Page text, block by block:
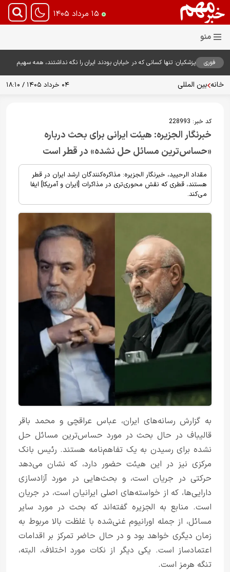
۱۵ مرداد ۱۴۰۵
فوری
پزشکیان: تنها کسانی که در خیابان بودند ایران را نگه نداشتند، همه سهیم
خانه بین المللی ۰۴ خرداد ۱۴۰۵ / ۱۸:۱۰
کد خبر: 228993
خبرنگار الجزیره: هیئت ایرانی برای بحث درباره
«حساس‌ترین مسائل حل نشده» در قطر است
مقداد الرحیید، خبرنگار الجزیره: مذاکره‌کنندگان ارشد ایران در قطر
هستند، قطری که نقش محوری‌تری در مذاکرات [ایران و آمریکا] ایفا
می‌کند.
به گزارش رسانه‌های ایران، عباس عراقچی و محمد باقر
قالیباف در حال بحث در مورد حساس‌ترین مسائل حل
نشده برای رسیدن به یک تفاهم‌نامه هستند. رئیس بانک
مرکزی نیز در این هیئت حضور دارد، که نشان می‌دهد
حرکتی در جریان است، و بحث‌هایی در مورد آزادسازی
دارایی‌ها، که از خواسته‌های اصلی ایرانیان است، در جریان
است. منابع به الجزیره گفته‌اند که بحث در مورد سایر
مسائل، از جمله اورانیوم غنی‌شده با غلظت بالا مربوط به
زمان دیگری خواهد بود و در حال حاضر تمرکز بر اقدامات
اعتمادساز است. یکی دیگر از نکات مورد اختلاف، البته،
تنگه هرمز است.